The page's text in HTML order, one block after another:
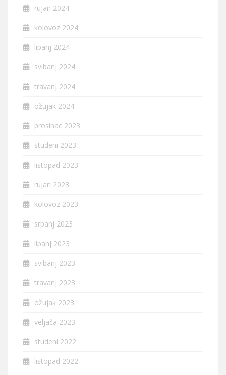
rujan 2024
kolovoz 2024
lipanj 2024
svibanj 2024
travanj 2024
ožujak 2024
prosinac 2023
studeni 2023
listopad 2023
rujan 2023
kolovoz 2023
srpanj 2023
lipanj 2023
svibanj 2023
travanj 2023
ožujak 2023
veljača 2023
studeni 2022
listopad 2022